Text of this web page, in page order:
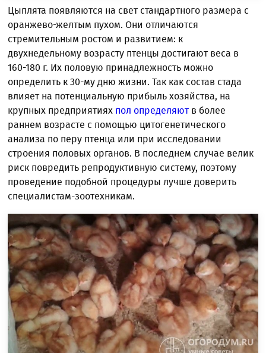
Цыплята появляются на свет стандартного размера с
оранжево-желтым пухом. Они отличаются
стремительным ростом и развитием: к
двухнедельному возрасту птенцы достигают веса в
160-180 г. Их половую принадлежность можно
определить к 30-му дню жизни. Так как состав стада
влияет на потенциальную прибыль хозяйства, на
крупных предприятиях пол определяютв более
раннем возрасте с помощью цитогенетического
анализа по перу птенца или при исследовании
строения половых органов. В последнем случае велик
риск повредить репродуктивную систему, поэтому
проведение подобной процедуры лучше доверить
специалистам-зоотехникам.